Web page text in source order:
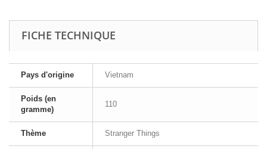
FICHE TECHNIQUE
Pays d'origine Vietnam
Poids (en
gramme)
110
Thème Stranger Things